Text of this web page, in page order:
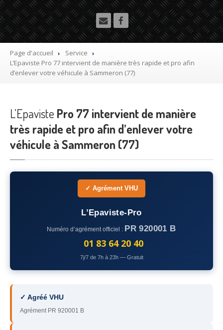
Camion
et Poids Lourd
Utilitaire
Démolisseuragrée VHU gratuit
Mettreà la casse sa voiture
Recyclagevoiture usagée gratuit
Destructionde voiture agréé
EpavisteGratuit
Rachatvoiture accidentée
– Seine-et-Marne
– Yvelines
92– Hauts-de-Seine
93 – Seine-Saint-Denis
94– Val-de-Marne
Page d'accueil
Service
L’Epaviste Pro 77 intervient de manière très rapide et pro afin
d’enlever votre véhicule à Sammeron (77)
L’Epaviste Pro 77 intervient de manière
très rapide et pro afin d’enlever votre
véhicule à Sammeron (77)
✓ Agrément VHU
L’Epaviste-Pro
Numéro d’agrément officiel : PR 920001 B
01 83 64 20 40
7j/7 de 7h à 23h — Gratuit
✓ Agréé VHU
Agrément PR 920001 B